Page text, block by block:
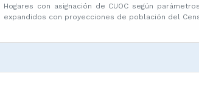
Hogares con asignación de CUOC según
expandidos con proyecciones de población del